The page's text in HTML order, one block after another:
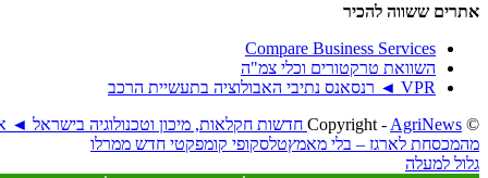
אתרים ששווה להכיר
Compare Business Services
השוואת טרקטורים וכלי צמ"ה
VPR ◄ רנסאנס נתיבי האבולוציה בתעשיית הרכב
© ‫Copyright - AgriNews חדשות חקלאות, מיכון וטכנולוגיה בישראל ◄ אגריניוז
מהמכסחת לארגז – בלי מאמץטלסקופי קומפקטי חדש ממרלו
גלול למעלה